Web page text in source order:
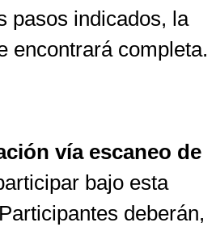
pasos indicados, la
encontrará completa.
vía escaneo de
bajo esta
deberán,